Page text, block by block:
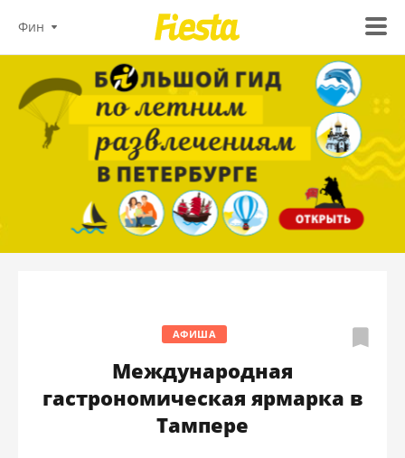
Фин
АФИША
Международная
гастрономическая ярмарка в
Тампере